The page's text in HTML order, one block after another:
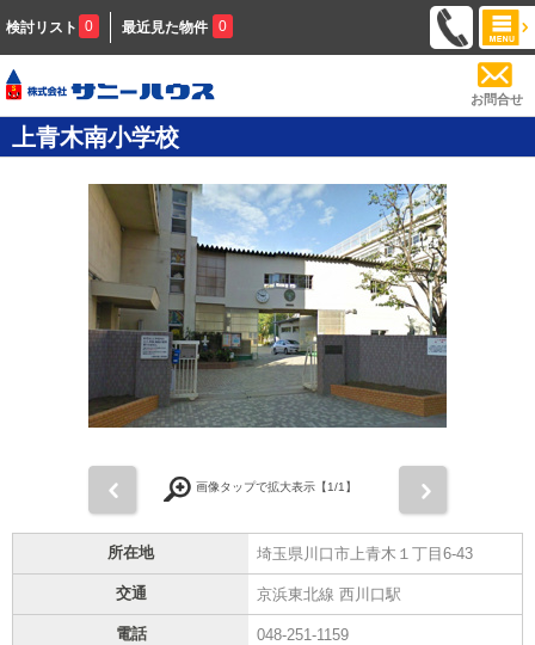
検討リスト 0 最近見た物件 0
お問合せ
上青木南小学校
画像タップで拡大表示【1/1】
所在地 埼玉県川口市上青木１丁目6-43
交通 京浜東北線 西川口駅
電話 048-251-1159